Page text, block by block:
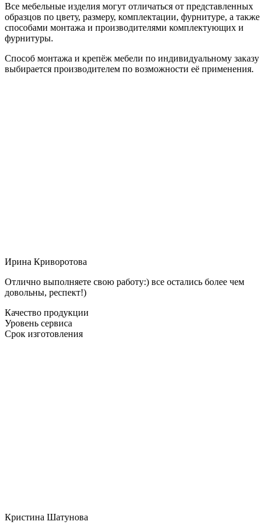
Все мебельные изделия могут отличаться от представленных
образцов по цвету, размеру, комплектации, фурнитуре, а также
способами монтажа и производителями комплектующих и
фурнитуры.
Способ монтажа и крепёж мебели по индивидуальному заказу
выбирается производителем по возможности её применения.
Ирина Криворотова
Отлично выполняете свою работу:) все остались более чем
довольны, респект!)
Качество продукции
Уровень сервиса
Срок изготовления
Кристина Шатунова